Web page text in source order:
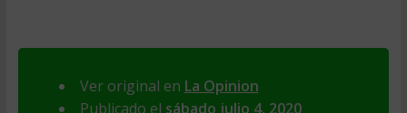
Ver original en La Opinion
Publicado el sábado julio 4, 2020